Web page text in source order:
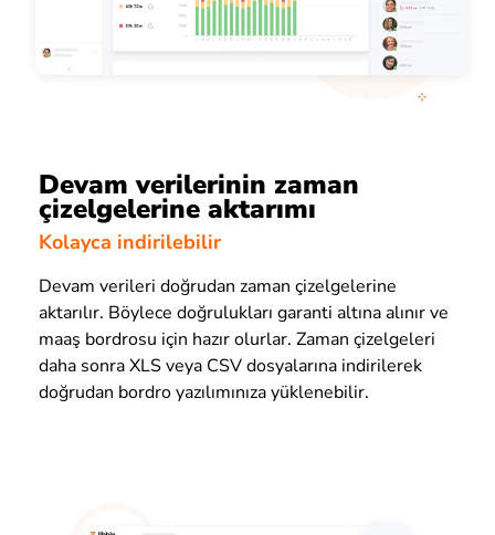
Devam verilerinin zaman
çizelgelerine aktarımı
Kolayca indirilebilir
Devam verileri doğrudan zaman çizelgelerine
aktarılır. Böylece doğrulukları garanti altına alınır ve
maaş bordrosu için hazır olurlar. Zaman çizelgeleri
daha sonra XLS veya CSV dosyalarına indirilerek
doğrudan bordro yazılımınıza yüklenebilir.